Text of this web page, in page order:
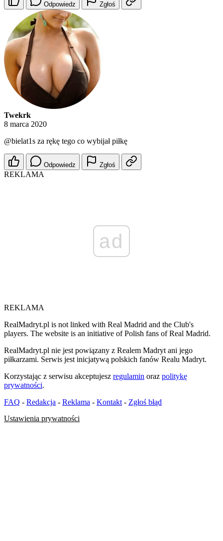
Odpowiedz Zgłoś
Twekrk
8 marca 2020
@bielat1s za rękę tego co wybijał piłkę
Odpowiedz Zgłoś
REKLAMA
ad
REKLAMA
RealMadryt.pl is not linked with Real Madrid and the Club's
players. The website is an initiative of Polish fans of Real Madrid.
RealMadryt.pl nie jest powiązany z Realem Madryt ani jego
piłkarzami. Serwis jest inicjatywą polskich fanów Realu Madryt.
Korzystając z serwisu akceptujesz regulamin oraz politykę
prywatności.
FAQ - Redakcja - Reklama - Kontakt - Zgłoś błąd
Ustawienia prywatności